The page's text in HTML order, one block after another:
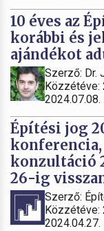
10 éves az
korábbi és
ajándékot
Szerző: Dr.
Közzétéve:
2024.07.08.
Építési jog
konzultáció
26-ig
Szerző:
Közzétéve:
2024.04.27.